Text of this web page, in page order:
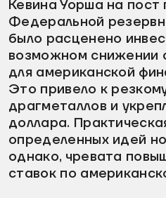
Кевина Уорша на
Федеральной
было расценено
возможном снижении
для американской
Это привело к
драгметаллов и
доллара.
определенных идей
однако, чревата
ставок по